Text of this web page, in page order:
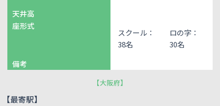
天井高
座形式
スクール：
38名
ロの字：
30名
備考
【大阪府】
【最寄駅】